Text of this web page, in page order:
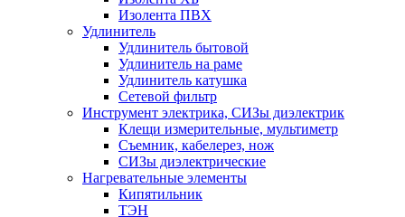
Изолента ПВХ
Удлинитель
Удлинитель бытовой
Удлинитель на раме
Удлинитель катушка
Сетевой фильтр
Инструмент электрика, СИЗы диэлектрик
Клещи измерительные, мультиметр
Съемник, кабелерез, нож
СИЗы диэлектрические
Нагревательные элементы
Кипятильник
ТЭН